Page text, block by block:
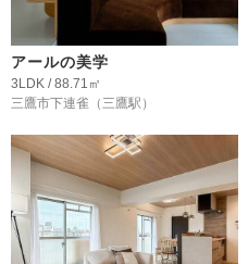
アールの美学
3LDK / 88.71㎡
三鷹市下連雀 （三鷹駅）